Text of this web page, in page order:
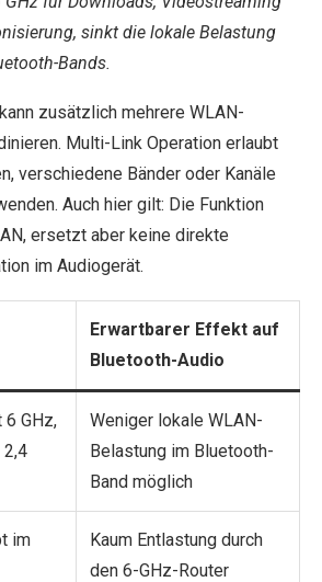
sinkt die lokale Belastung
Bands.
zusätzlich mehrere WLAN-
Multi-Link Operation erlaubt
verschiedene Bänder oder Kanäle
Auch hier gilt: Die Funktion
ersetzt aber keine direkte
im Audiogerät.
Erwartbarer Effekt auf
Bluetooth-Audio
6 GHz,
2,4
Weniger lokale WLAN-
Belastung im Bluetooth-
Band möglich
im
Kaum Entlastung durch
den 6-GHz-Router